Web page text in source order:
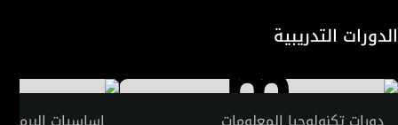
الدورات التدريبية